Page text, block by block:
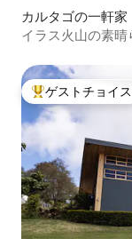
カルタゴの一軒家
イラス火山の素晴
大好評のゲストチ
ゲストチョイス